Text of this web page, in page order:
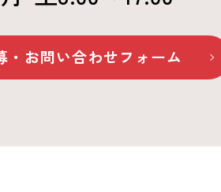
・お問い合わせフォーム